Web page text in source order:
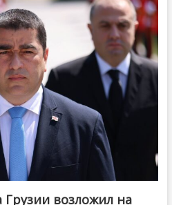
возложил на